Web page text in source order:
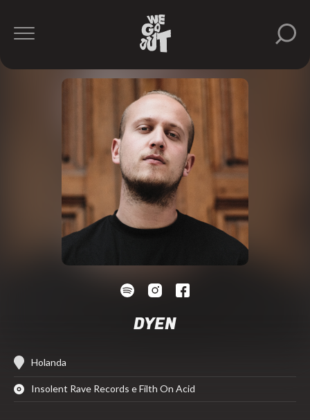
DYEN
Holanda
Insolent Rave Records e Filth On Acid